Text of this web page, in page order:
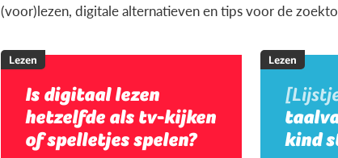
(voor)lezen, digitale alternatieven en tips voor de
Lezen
Is digitaal lezen
hetzelfde als tv-kijken
of spelletjes spelen?
Lezen
kind